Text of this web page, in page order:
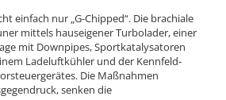
einfach nur „G-Chipped“. Die brachiale
mittels hauseigener Turbolader, einer
mit Downpipes, Sportkatalysatoren
Ladeluftkühler und der Kennfeld-
Die Maßnahmen
senken die